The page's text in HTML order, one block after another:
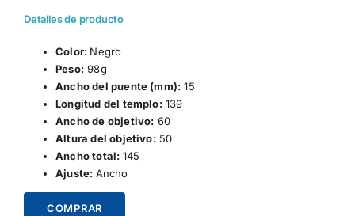
Detalles de producto
Color: Negro
Peso:98g
Ancho del puente (mm): 15
Longitud del templo:139
Ancho de objetivo: 60
Altura del objetivo:50
Ancho total: 145
Ajuste: Ancho
COMPRAR